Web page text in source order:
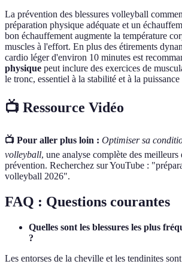
La prévention des blessures volleyball
préparation physique adéquate et un
bon échauffement augmente la température
muscles à l'effort. En plus des étirements
cardio léger d'environ 10 minutes est
physique peut inclure des exercices de
le tronc, essentiel à la stabilité et à la puissance
📺 Ressource Vidéo
📺 Pour aller plus loin : Optimiser sa
volleyball, une analyse complète des meilleurs
prévention. Recherchez sur YouTube :
volleyball 2026".
FAQ : Questions courantes
Quelles sont les blessures les plus
?
Les entorses de la cheville et les tendinites